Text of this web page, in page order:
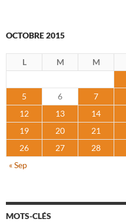
OCTOBRE 2015
L M M
5
6 7
12
13 14
19
20 21
26
27 28
« Sep
MOTS-CLÉS